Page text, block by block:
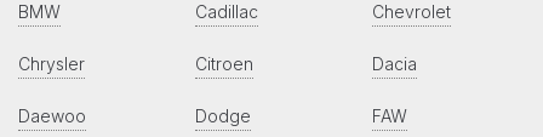
BMW Cadillac Chevrolet
Chrysler Citroen Dacia
Daewoo Dodge FAW